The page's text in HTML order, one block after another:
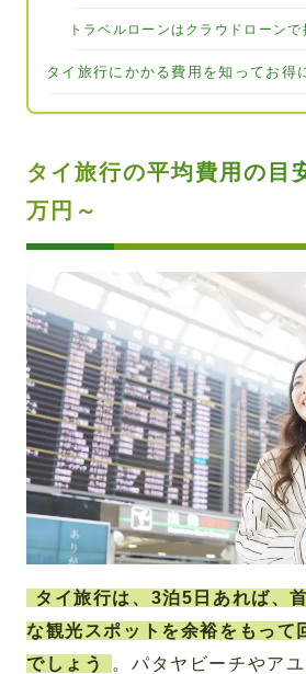
トラベルローンはクラウドローンで
タイ旅行にかかる費用を知ってお得
タイ旅行の平均費用の目
万円～
タイ旅行は、3泊5日あれば、
な観光スポットを余裕をもって
でしょう
。パタヤビーチやア